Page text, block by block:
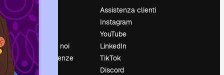
Prezzi
Chi siamo
Recensioni
Lavora con noi
Cerca tendenze
Blog
Assistenza clienti
Instagram
YouTube
LinkedIn
TikTok
Discord